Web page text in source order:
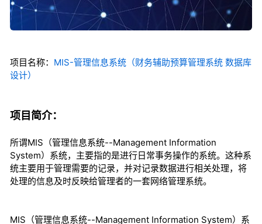
项目名称： MIS-管理信息系统（财务辅助预算管理系统 数据库
设计）
项目简介：
所谓MIS（管理信息系统--Management Information
System）系统，主要指的是进行日常事务操作的系统。这种系
统主要用于管理需要的记录，并对记录数据进行相关处理，将
处理的信息及时反映给管理者的一套网络管理系统。
MIS（管理信息系统--Management Information System）系